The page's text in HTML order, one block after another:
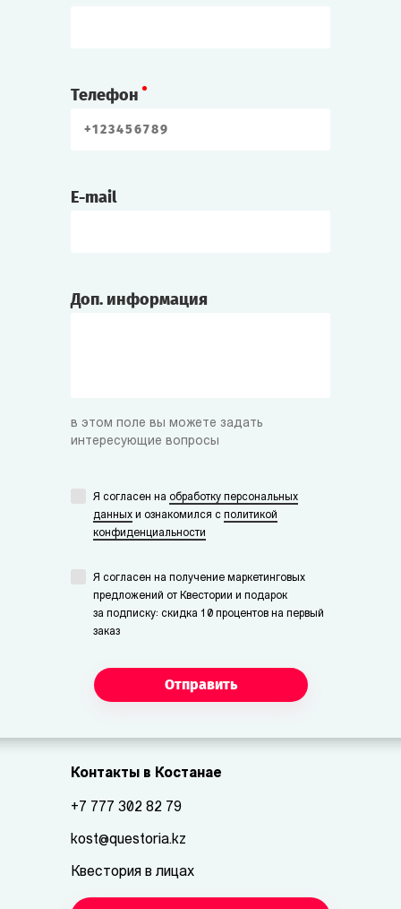
Телефон
E-mail
Доп. информация
в этом поле вы можете задать
интересующие вопросы
Я согласен на обработку персональных
данных и ознакомился с политикой
конфиденциальности
Я согласен на получение маркетинговых
предложений от Квестории и подарок
за подписку: скидка 10 процентов на первый
заказ
Отправить
Контакты в Костанае
+7 777 302 82 79
kost@questoria.kz
Квестория в лицах